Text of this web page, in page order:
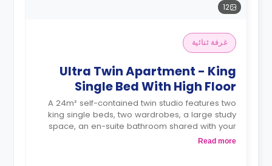
12
غرفة ثنائية
Ultra Twin Apartment - King
Single Bed With High Floor
A 24m² self-contained twin studio features two
king single beds, two wardrobes, a large study
space, an en-suite bathroom shared with your
roommate, a private dining space or breakfast
Read more